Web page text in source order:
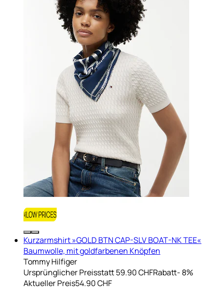
Kurzarmshirt »GOLD BTN CAP-SLV BOAT-NK TEE«
Baumwolle, mit goldfarbenen Knöpfen
Tommy Hilfiger
Ursprünglicher Preisstatt 59.90 CHFRabatt- 8%
Aktueller Preis54.90 CHF